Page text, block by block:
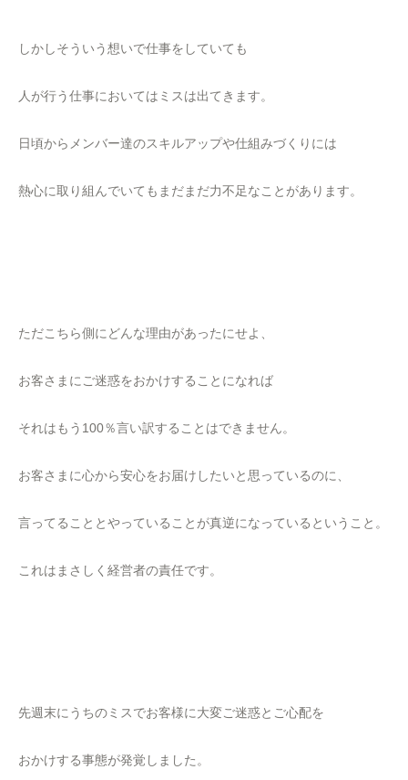
しかしそういう想いで仕事をしていても
人が行う仕事においてはミスは出てきます。
日頃からメンバー達のスキルアップや仕組みづくりには
熱心に取り組んでいてもまだまだ力不足なことがあります。
ただこちら側にどんな理由があったにせよ、
お客さまにご迷惑をおかけすることになれば
それはもう100％言い訳することはできません。
お客さまに心から安心をお届けしたいと思っているのに、
言ってることとやっていることが真逆になっているということ。
これはまさしく経営者の責任です。
先週末にうちのミスでお客様に大変ご迷惑とご心配を
おかけする事態が発覚しました。